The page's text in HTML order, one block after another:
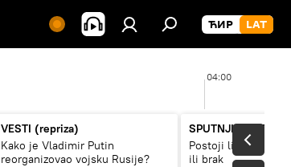
04:00
VESTI (repriza)
Kako je Vladimir Putin
reorganizovao vojsku Rusije?
SPUTNJIK
Postoji li recept za
ili brak